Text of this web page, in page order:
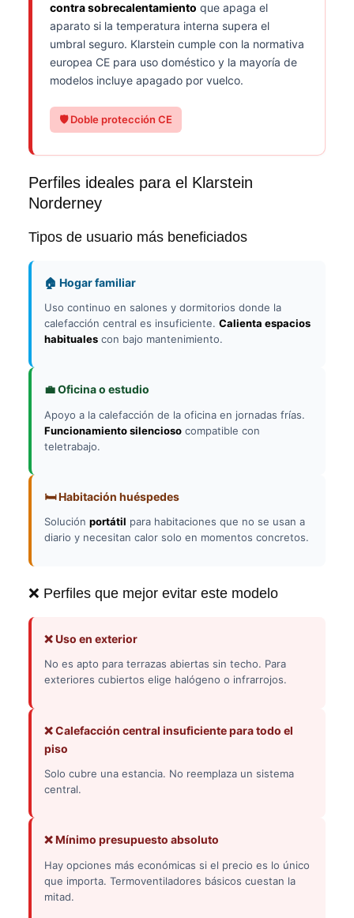
contra sobrecalentamiento que apaga el
aparato si la temperatura interna supera el
umbral seguro. Klarstein cumple con la normativa
europea CE para uso doméstico y la mayoría de
modelos incluye apagado por vuelco.
🛡️ Doble protección CE
Perfiles ideales para el Klarstein
Norderney
Tipos de usuario más beneficiados
🏠 Hogar familiar
Uso continuo en salones y dormitorios donde la
calefacción central es insuficiente. Calienta espacios
habitualescon bajo mantenimiento.
💼 Oficina o estudio
Apoyo a la calefacción de la oficina en jornadas frías.
Funcionamiento silenciosocompatible con
teletrabajo.
🛏️ Habitación huéspedes
Solución portátil para habitaciones que no se usan a
diario y necesitan calor solo en momentos concretos.
❌ Perfiles que mejor evitar este modelo
❌ Uso en exterior
No es apto para terrazas abiertas sin techo. Para
exteriores cubiertos elige halógeno o infrarrojos.
❌ Calefacción central insuficiente para todo el
piso
Solo cubre una estancia. No reemplaza un sistema
central.
❌ Mínimo presupuesto absoluto
Hay opciones más económicas si el precio es lo único
que importa. Termoventiladores básicos cuestan la
mitad.